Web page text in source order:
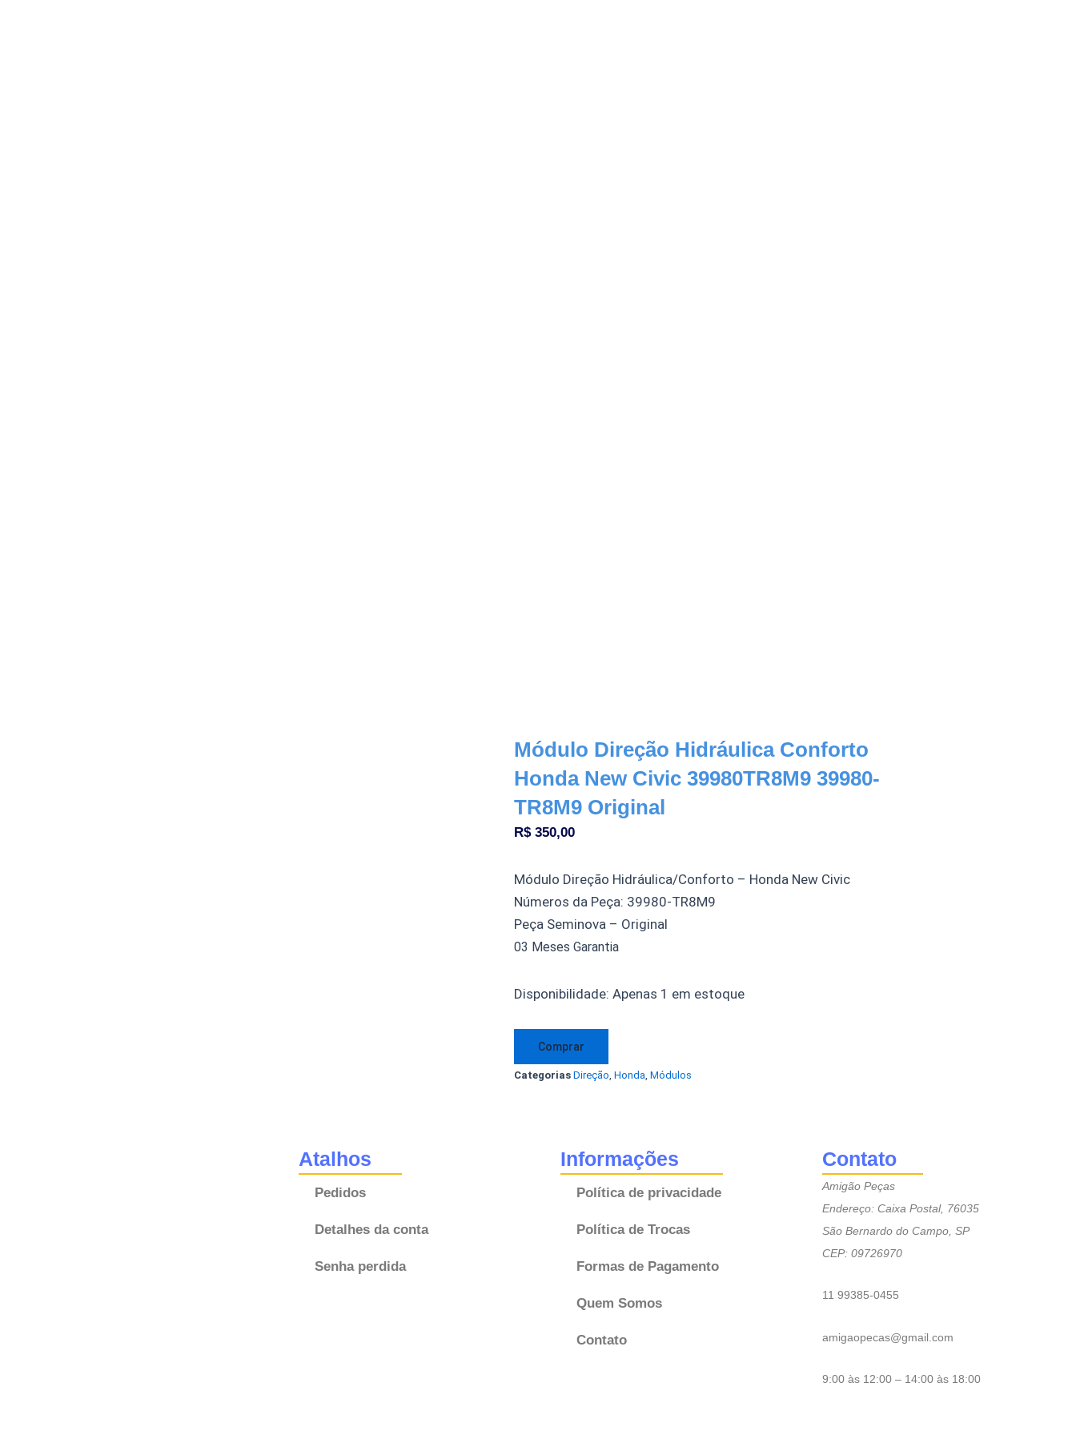
Módulo Direção Hidráulica Conforto
Honda New Civic 39980TR8M9 39980-
TR8M9 Original
R$350,00
Módulo Direção Hidráulica/Conforto – Honda New Civic
Números da Peça: 39980-TR8M9
Peça Seminova – Original
03 Meses Garantia
Disponibilidade: Apenas 1 em estoque
Módulo
Honda
39980TR8M9
quantidade
Comprar
Categorias Direção Honda Módulos
Atalhos
Pedidos
Detalhes da conta
Senha perdida
Informações
Política de privacidade
Política de Trocas
Formas de Pagamento
Quem Somos
Contato
Contato
Amigão Peças
Endereço: Caixa Postal, 76035
São Bernardo do Campo, SP
CEP: 09726970
11 99385-0455
amigaopecas@gmail.com
9:00 às 12:00 – 14:00 às 18:00